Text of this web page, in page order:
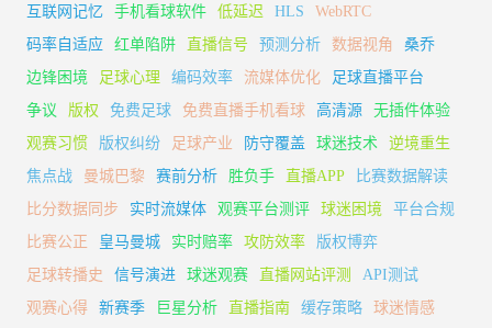
互联网记忆
手机看球软件 低延迟 HLS
WebRTC
码率自适应
红单陷阱 直播信号 预测分析 数据视角
桑乔
边锋困境
足球心理 编码效率 流媒体优化
足球直播平台
争议
版权 免费足球 免费直播手机看球 高清源
无插件体验
观赛习惯
版权纠纷 足球产业 防守覆盖 球迷技术
逆境重生
焦点战
曼城巴黎 赛前分析 胜负手 直播APP
比赛数据解读
比分数据同步
实时流媒体 观赛平台测评 球迷困境
平台合规
比赛公正
皇马曼城 实时赔率 攻防效率
版权博弈
足球转播史
信号演进 球迷观赛 直播网站评测
API测试
观赛心得
新赛季 巨星分析 直播指南 缓存策略 球迷情感